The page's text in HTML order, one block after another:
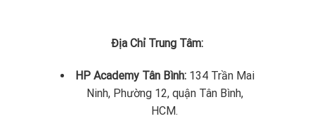
Địa Chỉ Trung Tâm:
HP Academy Tân Bình:134 Trần Mai
Ninh, Phường 12, quận Tân Bình,
HCM.